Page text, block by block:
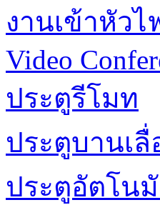
งานเข้าหัว
Video
ประตูรีโมท
ประตูบานเ
ประตูอัตโนมั